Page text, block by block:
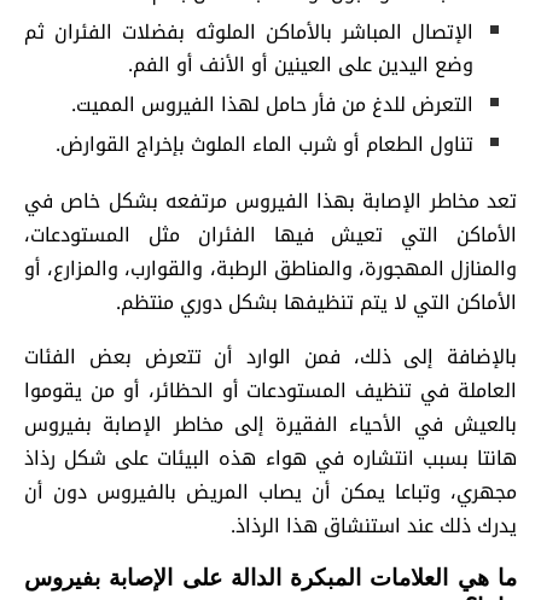
الإتصال المباشر بالأماكن الملوثه بفضلات الفئران ثم
وضع اليدين على العينين أو الأنف أو الفم.
التعرض للدغ من فأر حامل لهذا الفيروس المميت.
تناول الطعام أو شرب الماء الملوث بإخراج القوارض.
تعد مخاطر الإصابة بهذا الفيروس مرتفعه بشكل خاص في
الأماكن التي تعيش فيها الفئران مثل المستودعات،
والمنازل المهجورة، والمناطق الرطبة، والقوارب، والمزارع، أو
الأماكن التي لا يتم تنظيفها بشكل دوري منتظم.
بالإضافة إلى ذلك، فمن الوارد أن تتعرض بعض الفئات
العاملة في تنظيف المستودعات أو الحظائر، أو من يقوموا
بالعيش في الأحياء الفقيرة إلى مخاطر الإصابة بفيروس
هانتا بسبب انتشاره في هواء هذه البيئات على شكل رذاذ
مجهري، وتباعا يمكن أن يصاب المريض بالفيروس دون أن
يدرك ذلك عند استنشاق هذا الرذاذ.
ما هي العلامات المبكرة الدالة على الإصابة بفيروس